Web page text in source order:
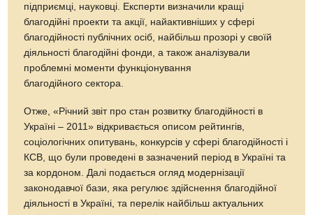
підприємці, науковці. Експерти визначили кращі
благодійні проекти та акції, найактивніших у сфері
благодійності публічних осіб, найбільш прозорі у своїй
діяльності благодійні фонди, а також аналізували
проблемні моменти функціонування
благодійного сектора.
Отже, «Річний звіт про стан розвитку благодійності в
Україні – 2011» відкривається описом рейтингів,
соціологічних опитувань, конкурсів у сфері благодійності і
КСВ, що були проведені в зазначений період в Україні та
за кордоном. Далі подається огляд модернізації
законодавчої бази, яка регулює здійснення благодійної
діяльності в Україні, та перелік найбільш актуальних